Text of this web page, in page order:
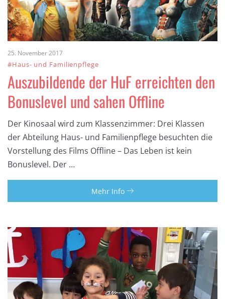
25. November 2017
#Haus- und Familienpflege
Auszubildende der HuF erreichten den
Bonuslevel und sahen Offline
Der Kinosaal wird zum Klassenzimmer: Drei Klassen
der Abteilung Haus- und Familienpflege besuchten die
Vorstellung des Films Offline – Das Leben ist kein
Bonuslevel. Der …
Mehr Info